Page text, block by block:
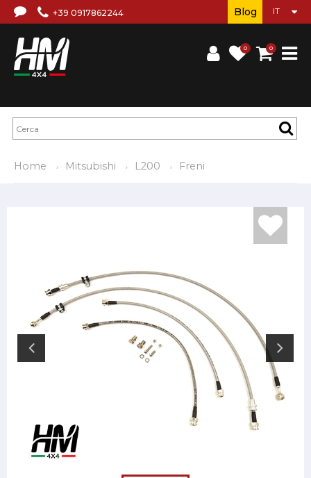
+39 0917862244
0 0
Blog
Home Mitsubishi L200 Freni